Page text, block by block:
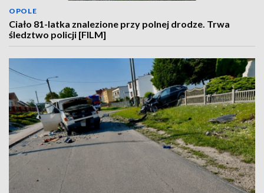
OPOLE
Ciało 81-latka znalezione przy polnej drodze. Trwa
śledztwo policji [FILM]